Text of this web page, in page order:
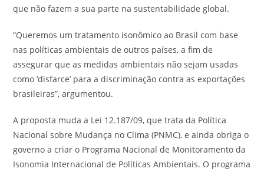
que não fazem a sua parte na sustentabilidade global.
“Queremos um tratamento isonômico ao Brasil com base
nas políticas ambientais de outros países, a fim de
assegurar que as medidas ambientais não sejam usadas
como ‘disfarce’ para a discriminação contra as exportações
brasileiras”, argumentou.
A proposta muda a Lei 12.187/09, que trata da Política
Nacional sobre Mudança no Clima (PNMC), e ainda obriga o
governo a criar o Programa Nacional de Monitoramento da
Isonomia Internacional de Políticas Ambientais. O programa